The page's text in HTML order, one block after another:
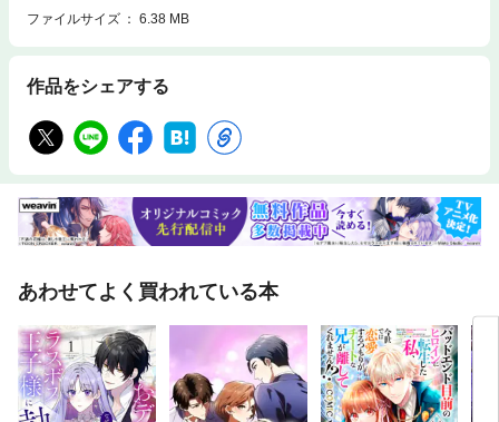
ファイルサイズ
6.38 MB
作品をシェアする
あわせてよく買われている本